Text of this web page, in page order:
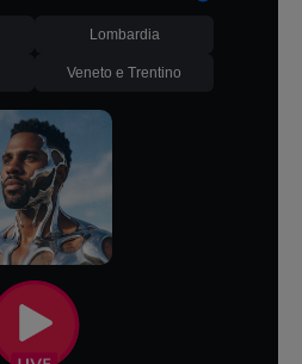
Lombardia
Veneto e Trentino